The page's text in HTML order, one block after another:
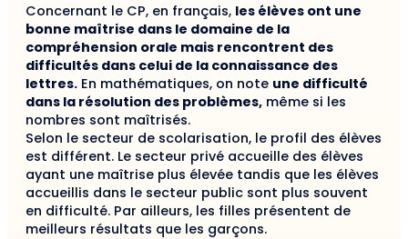
Concernant le CP, en français, les élèves ont une
bonne maîtrise dans le domaine de la
compréhension orale mais rencontrent des
difficultés dans celui de la connaissance des
lettres. En mathématiques, on note une difficulté
dans la résolution des problèmes, même si les
nombres sont maîtrisés.
Selon le secteur de scolarisation, le profil des élèves
est différent. Le secteur privé accueille des élèves
ayant une maîtrise plus élevée tandis que les élèves
accueillis dans le secteur public sont plus souvent
en difficulté. Par ailleurs, les filles présentent de
meilleurs résultats que les garçons.